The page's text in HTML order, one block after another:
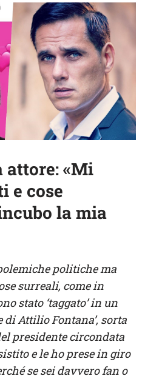
«Mi
e cose
la mia
politiche ma
surreali, come in
stato ‘taggato’ in un
di Attilio Fontana’, sorta
presidente circondata
e le ho prese in giro
se sei davvero fan o